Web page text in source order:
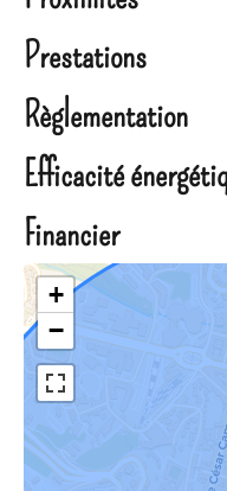
Prestations
Règlementation
Efficacité
Financier
+
−